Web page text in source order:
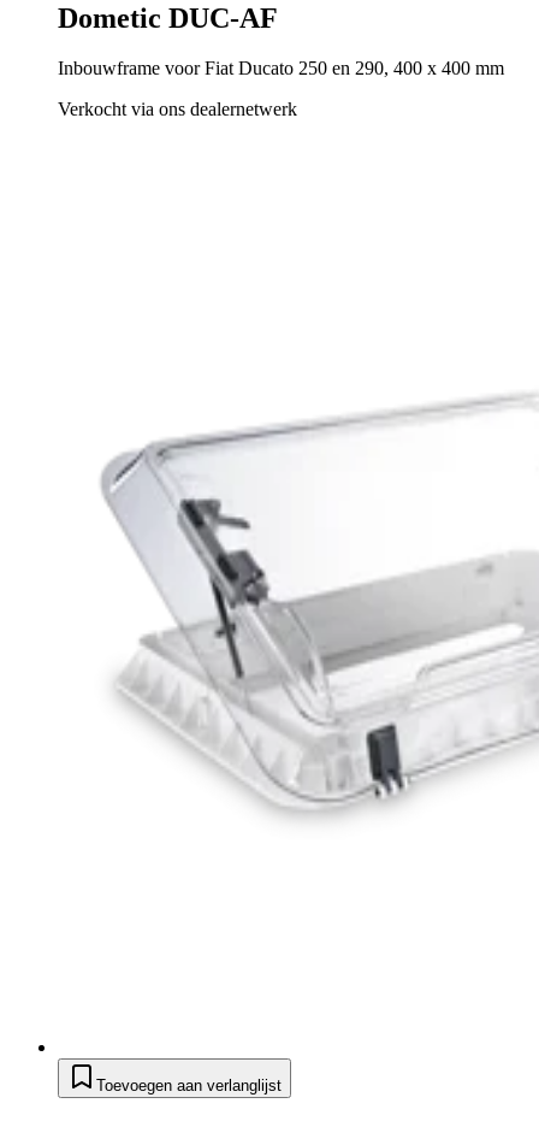
Dometic DUC-AF
Inbouwframe voor Fiat Ducato 250 en 290, 400 x 400 mm
Verkocht via ons dealernetwerk
Toevoegen aan verlanglijst